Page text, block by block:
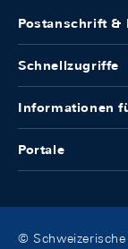
Postanschrift &
Schnellzugriffe
Informationen
Portale
©